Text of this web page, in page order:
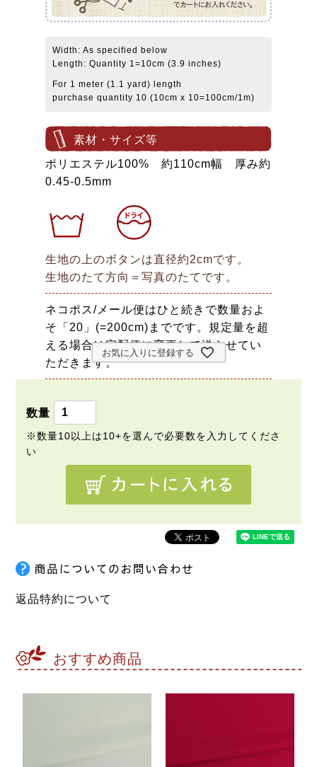
Width: As specified below
Length: Quantity 1=10cm (3.9 inches)
For 1 meter (1.1 yard) length
purchase quantity 10 (10cm x 10=100cm/1m)
素材・サイズ等
ポリエステル100% 約110cm幅 厚み約
0.45-0.5mm
生地の上のボタンは直径約2cmです。
生地のたて方向＝写真のたてです。
ネコポス/メール便はひと続きで数量およ
そ「20」(=200cm)までです。規定量を超
える場合は宅配便に変更して送らせてい
ただきます。
お気に入りに登録する
返品特約について
おすすめ商品